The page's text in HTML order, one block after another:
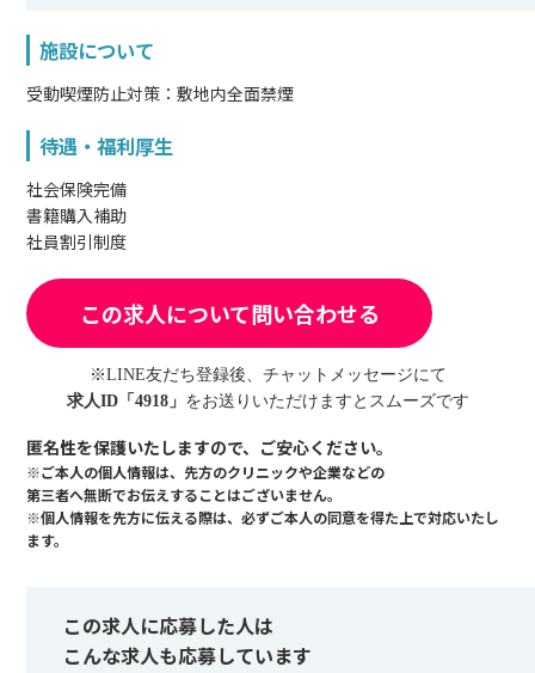
施設について
受動喫煙防止対策：敷地内全面禁煙
待遇・福利厚生
社会保険完備
書籍購入補助
社員割引制度
この求人について問い合わせる
※LINE友だち登録後、チャットメッセージにて
求人ID「4918」 をお送りいただけますとスムーズです
匿名性を保護いたしますので、ご安心ください。
※ご本人の個人情報は、先方のクリニックや企業などの
第三者へ無断でお伝えすることはございません。
※個人情報を先方に伝える際は、必ずご本人の同意を得た上で対応いたし
ます。
この求人に応募した人は
こんな求人も応募しています